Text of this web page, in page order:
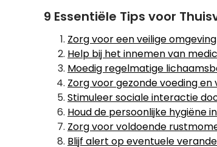
9 Essentiële Tips voor
Zorg voor een veilige
Help bij het innemen van
Moedig regelmatige
Zorg voor gezonde voeding
Stimuleer sociale interactie
Houd de persoonlijke hygiëne
Zorg voor voldoende
Blijf alert op eventuele